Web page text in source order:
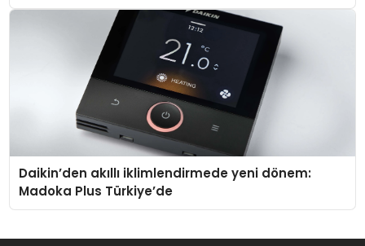
Daikin’den akıllı iklimlendirmede yeni dönem:
Madoka Plus Türkiye’de